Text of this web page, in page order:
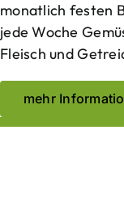
monatlich festen
jede Woche
Fleisch und
mehr